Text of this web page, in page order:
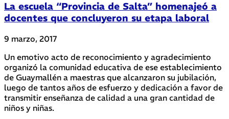
La escuela “Provincia de Salta” homenajeó a
docentes que concluyeron su etapa laboral
9 marzo, 2017
Un emotivo acto de reconocimiento y agradecimiento
organizó la comunidad educativa de ese establecimiento
de Guaymallén a maestras que alcanzaron su jubilación,
luego de tantos años de esfuerzo y dedicación a favor de
transmitir enseñanza de calidad a una gran cantidad de
niños y niñas.